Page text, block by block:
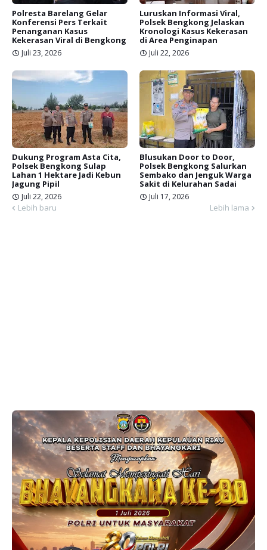
Polresta Barelang Gelar
Konferensi Pers Terkait
Penanganan Kasus
Kekerasan Viral di Bengkong
Juli 23, 2026
Luruskan Informasi Viral,
Polsek Bengkong Jelaskan
Kronologi Kasus Kekerasan
di Area Penginapan
Juli 22, 2026
Dukung Program Asta Cita,
Polsek Bengkong Sulap
Lahan 1 Hektare Jadi Kebun
Jagung Pipil
Juli 22, 2026
Blusukan Door to Door,
Polsek Bengkong Salurkan
Sembako dan Jenguk Warga
Sakit di Kelurahan Sadai
Juli 17, 2026
Lebih baru Lebih lama